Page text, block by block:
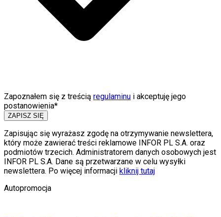
Zapoznałem się z treścią regulaminu i akceptuję jego
postanowienia*
ZAPISZ SIĘ
Zapisując się wyrażasz zgodę na otrzymywanie newslettera,
który może zawierać treści reklamowe INFOR PL S.A. oraz
podmiotów trzecich. Administratorem danych osobowych jest
INFOR PL S.A. Dane są przetwarzane w celu wysyłki
newslettera. Po więcej informacji kliknij tutaj
Autopromocja